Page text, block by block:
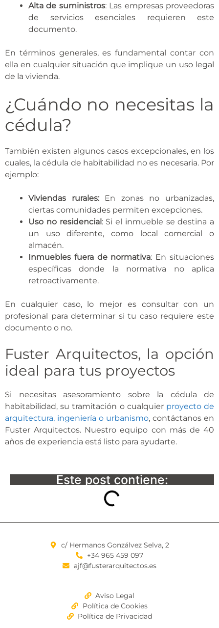
Alta de suministros: Las empresas proveedoras
de servicios esenciales requieren este
documento.
En términos generales, es fundamental contar con
ella en cualquier situación que implique un uso legal
de la vivienda.
¿Cuándo no necesitas la
cédula?
También existen algunos casos excepcionales, en los
cuales, la cédula de habitabilidad no es necesaria. Por
ejemplo:
Viviendas rurales:En zonas no urbanizadas,
ciertas comunidades permiten excepciones.
Uso no residencial: Si el inmueble se destina a
un uso diferente, como local comercial o
almacén.
Inmuebles fuera de normativa: En situaciones
específicas donde la normativa no aplica
retroactivamente.
En cualquier caso, lo mejor es consultar con un
profesional para determinar si tu caso requiere este
documento o no.
Fuster Arquitectos, la opción
ideal para tus proyectos
Si necesitas asesoramiento sobre la cédula de
habitabilidad, su tramitación o cualquier proyecto de
arquitectura, ingeniería o urbanismo, contáctanos en
Fuster Arquitectos. Nuestro equipo con más de 40
años de experiencia está listo para ayudarte.
Este post contiene:
c/ Hermanos Gonzálvez Selva, 2
+34 965 459 097
ajf@fusterarquitectos.es
Aviso Legal
Política de Cookies
Política de Privacidad